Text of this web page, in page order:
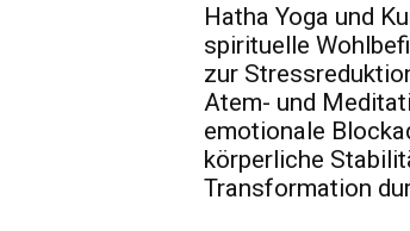
Hatha Yoga und
spirituelle
zur
Atem- und
emotionale
körperliche
Transformation